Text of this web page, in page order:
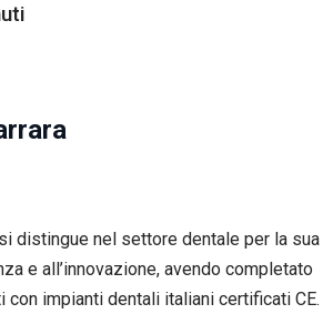
distingue nel settore dentale per la sua
e all’innovazione, avendo completato
con impianti dentali italiani certificati CE.